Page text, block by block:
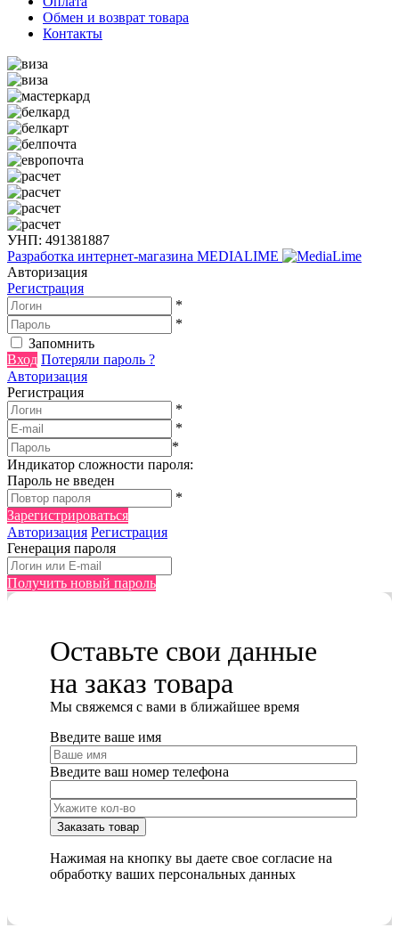
Обмен и возврат товара
Контакты
УНП: 491381887
Разработка интернет-магазина MEDIALIME
Авторизация
Регистрация
*
*
Запомнить
Вход Потеряли пароль ?
Авторизация
Регистрация
*
*
*
Индикатор сложности пароля:
Пароль не введен
*
Зарегистрироваться
Авторизация Регистрация
Генерация пароля
Получить новый пароль
Оставьте свои данные
на заказ товара
Мы cвяжемся с вами в ближайшее время
Введите ваше имя
Введите ваш номер телефона
Нажимая на кнопку вы даете свое согласие на
обработку ваших персональных данных